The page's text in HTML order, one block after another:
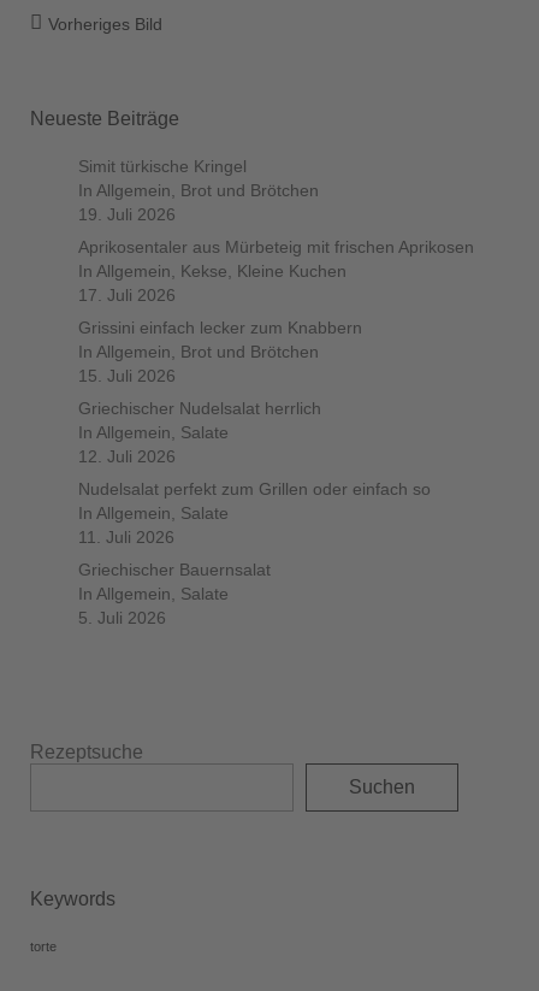
Vorheriges Bild
Neueste Beiträge
Simit türkische Kringel
In Allgemein, Brot und Brötchen
19. Juli 2026
Aprikosentaler aus Mürbeteig mit frischen Aprikosen
In Allgemein, Kekse, Kleine Kuchen
17. Juli 2026
Grissini einfach lecker zum Knabbern
In Allgemein, Brot und Brötchen
15. Juli 2026
Griechischer Nudelsalat herrlich
In Allgemein, Salate
12. Juli 2026
Nudelsalat perfekt zum Grillen oder einfach so
In Allgemein, Salate
11. Juli 2026
Griechischer Bauernsalat
In Allgemein, Salate
5. Juli 2026
Rezeptsuche
Suchen
Keywords
torte